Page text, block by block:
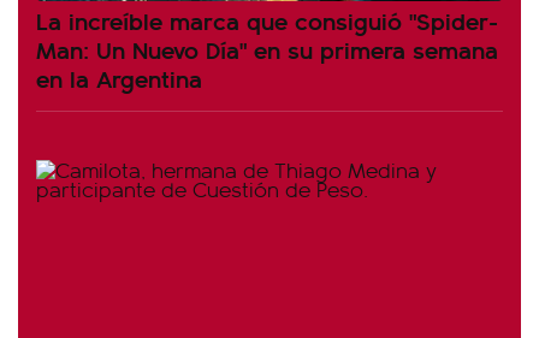
La increíble marca que consiguió "Spider-
Man: Un Nuevo Día" en su primera semana
en la Argentina